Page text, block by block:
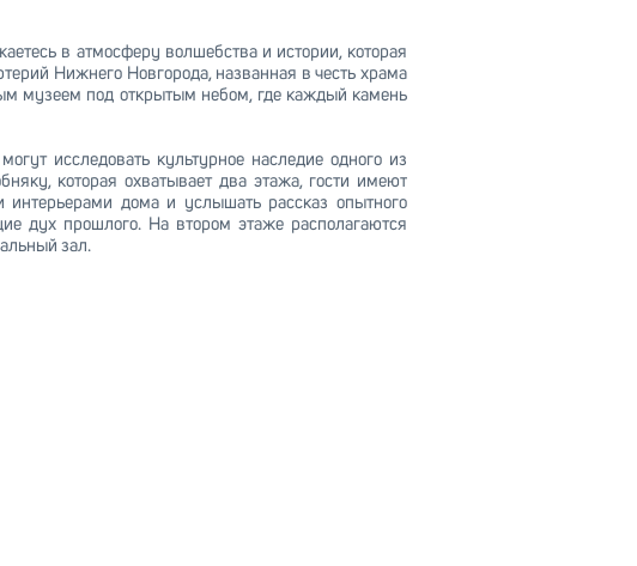
в атмосферу волшебства и истории, которая
Нижнего Новгорода, названная в честь храма
музеем под открытым небом, где каждый камень
исследовать культурное наследие одного из
которая охватывает два этажа, гости имеют
дома и услышать рассказ опытного
дух прошлого. На втором этаже располагаются
зал.